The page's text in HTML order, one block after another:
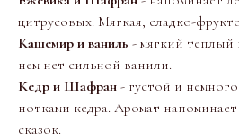
цитрусовых. Мягкая, сладко-
Кашемир и ваниль - мягкий теплый
нем нет сильной ванили.
Кедр и Шафран - густой и
нотками кедра. Аромат
сказок.